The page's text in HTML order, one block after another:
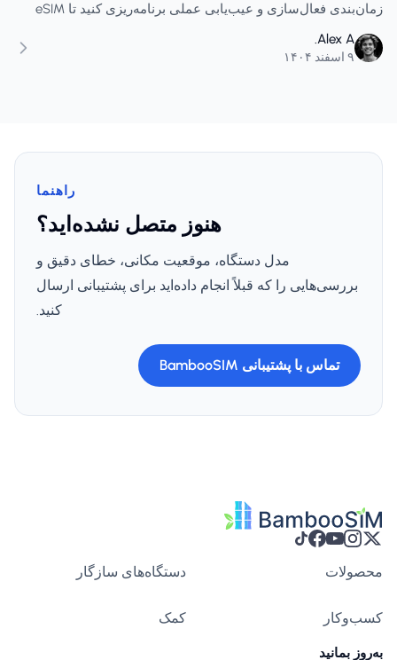
زمان‌بندی فعال‌سازی و عیب‌یابی عملی برنامه‌ریزی کنید تا eSIM
Alex A.
۹ اسفند ۱۴۰۴
راهنما
هنوز متصل نشده‌اید؟
مدل دستگاه، موقعیت مکانی، خطای دقیق و
بررسی‌هایی را که قبلاً انجام داده‌اید برای پشتیبانی ارسال
کنید.
تماس با پشتیبانی BambooSIM
محصولات دستگاه‌های سازگار
کسب‌وکار کمک
به‌روز بمانید